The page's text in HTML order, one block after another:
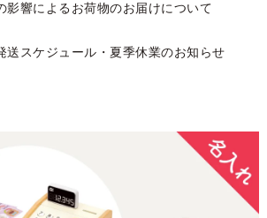
影響によるお荷物のお届けについて
送スケジュール・夏季休業のお知らせ